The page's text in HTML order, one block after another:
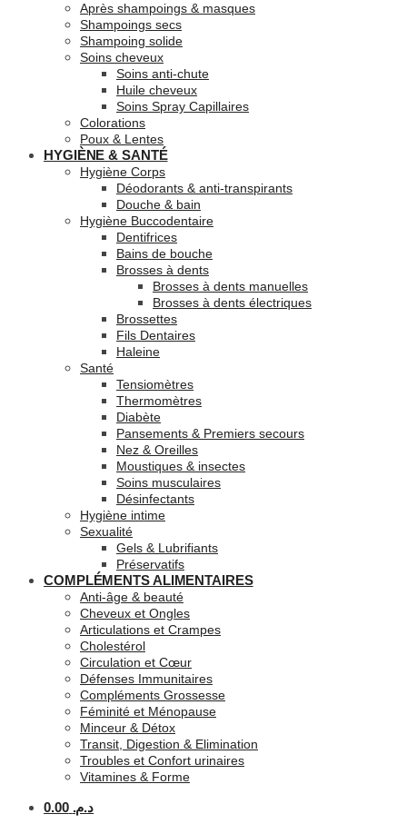
Après shampoings & masques
Shampoings secs
Shampoing solide
Soins cheveux
Soins anti-chute
Huile cheveux
Soins Spray Capillaires
Colorations
Poux & Lentes
HYGIÈNE & SANTÉ
Hygiène Corps
Déodorants & anti-transpirants
Douche & bain
Hygiène Buccodentaire
Dentifrices
Bains de bouche
Brosses à dents
Brosses à dents manuelles
Brosses à dents électriques
Brossettes
Fils Dentaires
Haleine
Santé
Tensiomètres
Thermomètres
Diabète
Pansements & Premiers secours
Nez & Oreilles
Moustiques & insectes
Soins musculaires
Désinfectants
Hygiène intime
Sexualité
Gels & Lubrifiants
Préservatifs
COMPLÉMENTS ALIMENTAIRES
Anti-âge & beauté
Cheveux et Ongles
Articulations et Crampes
Cholestérol
Circulation et Cœur
Défenses Immunitaires
Compléments Grossesse
Féminité et Ménopause
Minceur & Détox
Transit, Digestion & Elimination
Troubles et Confort urinaires
Vitamines & Forme
د.م. 0.00